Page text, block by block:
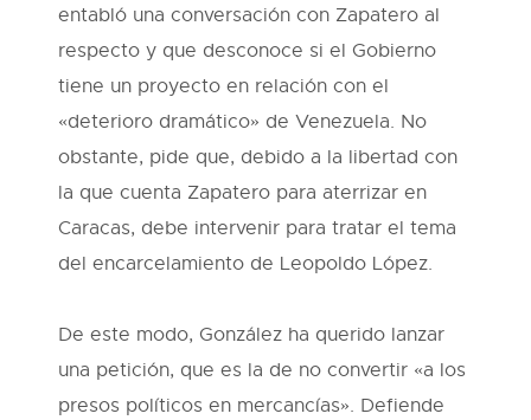
entabló una conversación con Zapatero al
respecto y que desconoce si el Gobierno
tiene un proyecto en relación con el
«deterioro dramático» de Venezuela. No
obstante, pide que, debido a la libertad con
la que cuenta Zapatero para aterrizar en
Caracas, debe intervenir para tratar el tema
del encarcelamiento de Leopoldo López.
De este modo, González ha querido lanzar
una petición, que es la de no convertir «a los
presos políticos en mercancías». Defiende